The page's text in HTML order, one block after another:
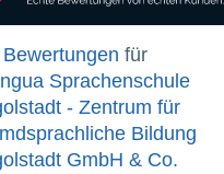
Bewertungen für
Sprachenschule
- Zentrum für
Bildung
GmbH & Co.